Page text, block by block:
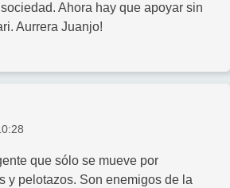
Ahora hay que apoyar sin
Aurrera Juanjo!
que sólo se mueve por
y pelotazos. Son enemigos de la